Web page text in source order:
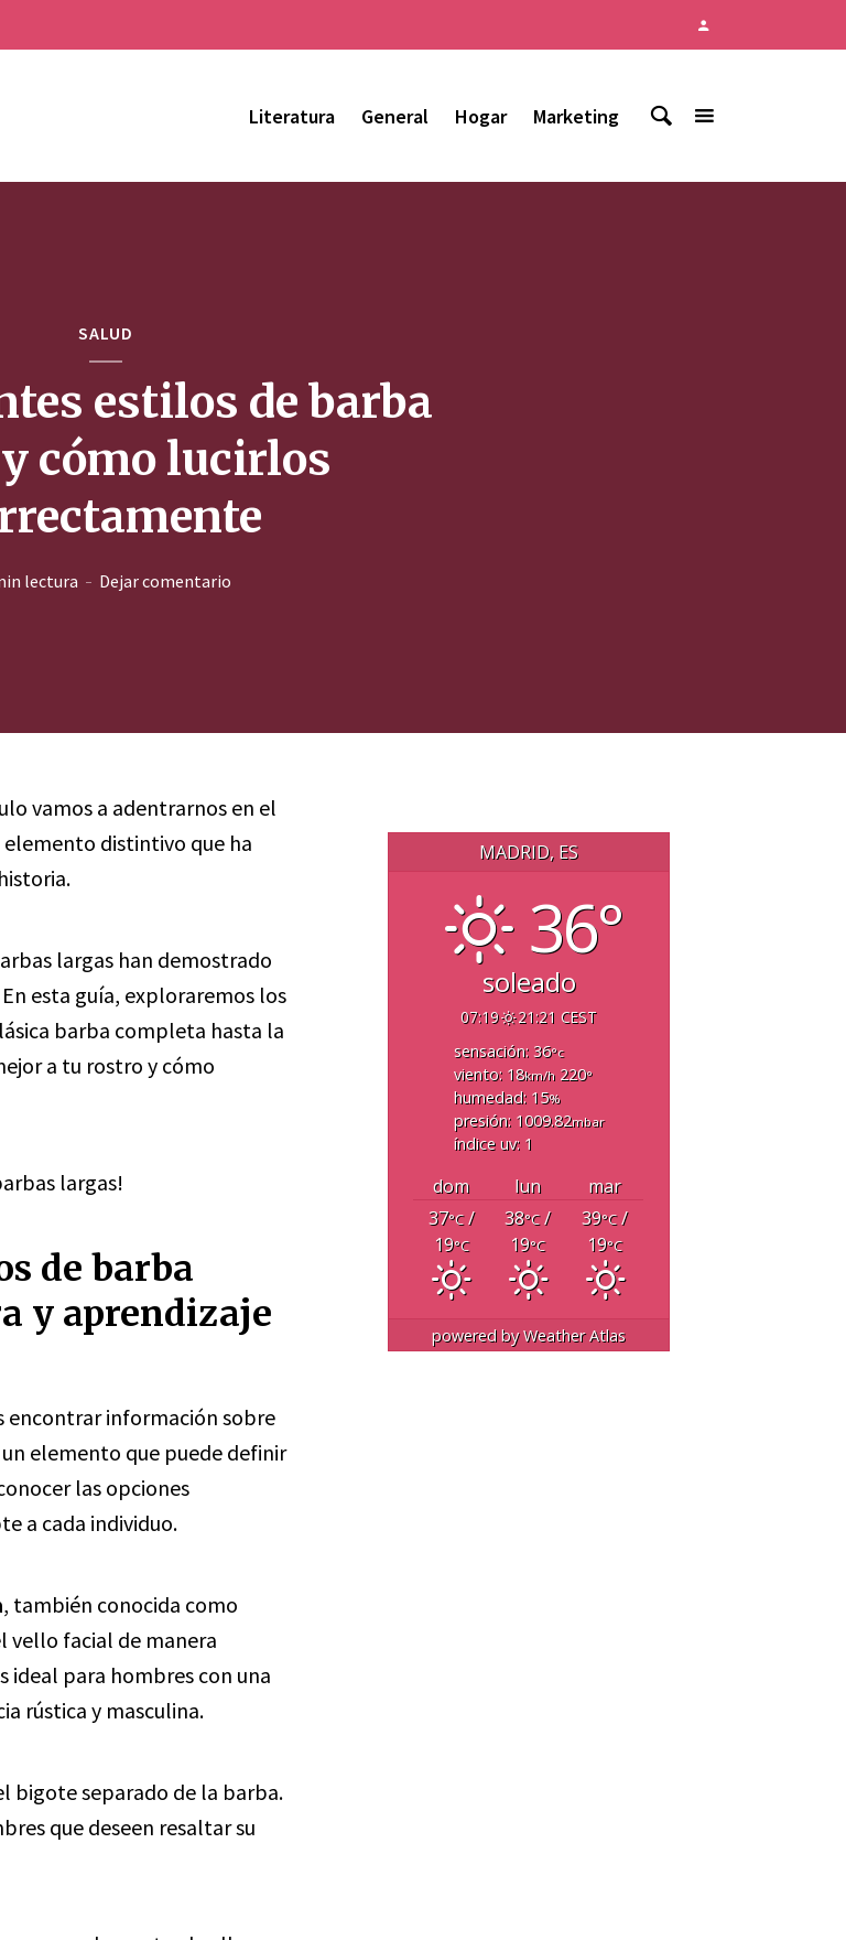
Literatura General Hogar Marketing
SALUD
estilos de barba
cómo lucirlos
lectura Dejar comentario
vamos a adentrarnos en el
elemento distintivo que ha
largas han demostrado
esta guía, exploraremos los
barba completa hasta la
a tu rostro y cómo
largas!
de barba
y aprendizaje
encontrar información sobre
elemento que puede definir
las opciones
a cada individuo.
, también conocida como
vello facial de manera
ideal para hombres con una
rústica y masculina.
bigote separado de la barba.
que deseen resaltar su
MADRID, ES
36°
soleado
07:19
21:21 CEST
sensación: 36°c
viento: 18km/h220°
humedad: 15%
presión: 1009.82mbar
índice uv: 1
dom lun
mar
37°C/
19°C
38°C/
19°C
39°C/
19°C
powered byWeather Atlas